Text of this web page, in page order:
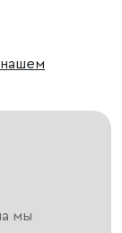
нашем
мы